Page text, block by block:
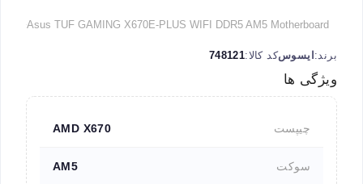
Asus TUF GAMING X670E-PLUS WIFI DDR5 AM5 Motherboard
برند: ایسوسکد کالا:748121
ویژگی ها
چیپست AMD X670
سوکت AM5